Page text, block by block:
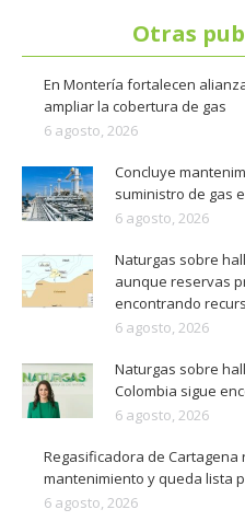
Otras
En Montería fortalecen
ampliar la cobertura de gas
6 agosto, 2026
Concluye
suministro de gas
6 agosto, 2026
Naturgas sobre
aunque reservas
encontrando
6 agosto, 2026
Naturgas sobre
Colombia sigue
6 agosto, 2026
Regasificadora de
mantenimiento y queda lista
6 agosto, 2026